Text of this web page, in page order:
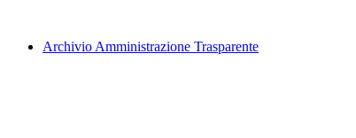
Archivio Amministrazione Trasparente